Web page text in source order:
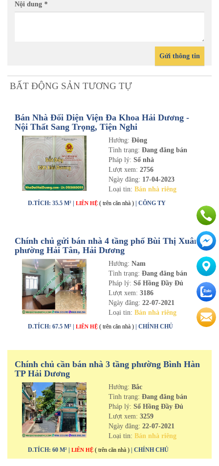
Nội dung *
Gửi thông tin
BẤT ĐỘNG SẢN TƯƠNG TỰ
Bán Nhà Đối Diện Viện Đa Khoa Hải Dương -
Nội Thất Sang Trọng, Tiện Nghi
Hướng: Đông
Tình trạng: Đang đăng bán
Pháp lý: Sổ nhà
Lượt xem: 2756
Ngày đăng: 17-04-2023
Loại tin: Bán nhà riêng
D.TÍCH: 35.5 M² | LIÊN HỆ ( trên căn nhà ) | CÔNG TY
Chính chủ gửi bán nhà 4 tầng phố Bùi Thị Xuân,
phường Hải Tân, Hải Dương
Hướng: Nam
Tình trạng: Đang đăng bán
Pháp lý: Sổ Hồng Đầy Đủ
Lượt xem: 3186
Ngày đăng: 22-07-2021
Loại tin: Bán nhà riêng
D.TÍCH: 67.5 M² | LIÊN HỆ ( trên căn nhà ) | CHÍNH CHỦ
Chính chủ cần bán nhà 3 tầng phường Bình Hàn
TP Hải Dương
Hướng: Bắc
Tình trạng: Đang đăng bán
Pháp lý: Sổ Hồng Đầy Đủ
Lượt xem: 3259
Ngày đăng: 22-07-2021
Loại tin: Bán nhà riêng
D.TÍCH: 60 M² | LIÊN HỆ ( trên căn nhà ) | CHÍNH CHỦ